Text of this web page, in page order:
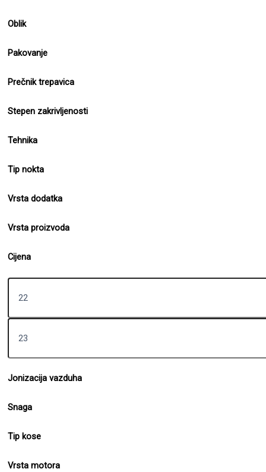
Oblik
Pakovanje
Prečnik trepavica
Stepen zakrivljenosti
Tehnika
Tip nokta
Vrsta dodatka
Vrsta proizvoda
Cijena
Jonizacija vazduha
Snaga
Tip kose
Vrsta motora